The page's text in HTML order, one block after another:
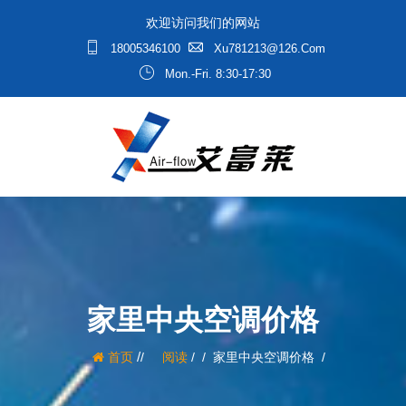
欢迎访问我们的网站
18005346100
Xu781213@126.com
Mon.-Fri. 8:30-17:30
家里中央空调价格
首页/ 阅读/ 家里中央空调价格